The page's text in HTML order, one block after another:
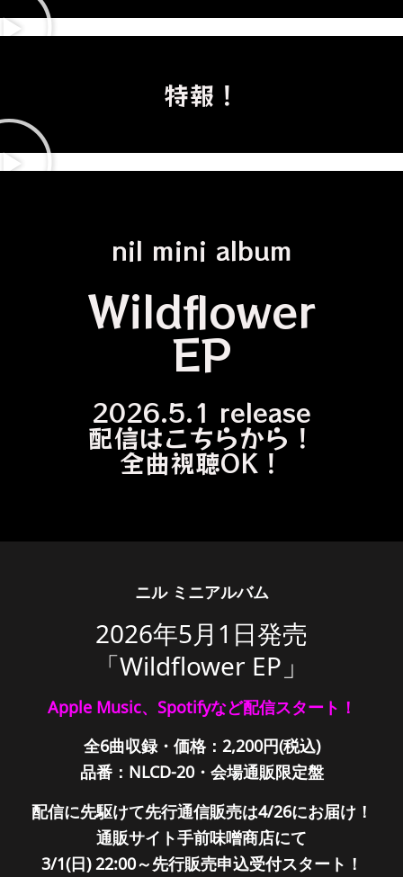
特報！
nil mini album
Wildflower
EP
2026.5.1 release
配信はこちらから！
全曲視聴OK！
ニル ミニアルバム
2026年5月1日発売
「Wildflower EP」
Apple Music、Spotifyなど配信スタート！
全6曲収録・価格：2,200円(税込)
品番：NLCD-20・会場通販限定盤
配信に先駆けて先行通信販売は4/26にお届け！
通販サイト手前味噌商店にて
3/1(日) 22:00～先行販売申込受付スタート！